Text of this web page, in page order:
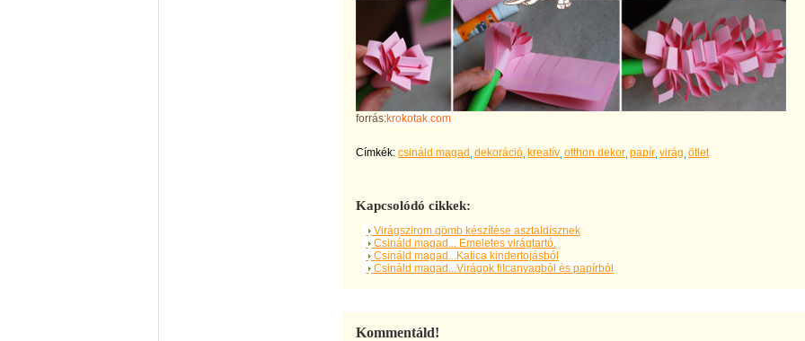
forrás:krokotak.com
Címkék: csináld magad dekoráció kreatív otthon dekor papír virág ötlet
Kapcsolódó cikkek:
Virágszirom gömb készítése asztaldísznek
Csináld magad... Emeletes virágtartó.
Csináld magad...Katica kindertojásból
Csináld magad...Virágok filcanyagból és papírból
Kommentáld!